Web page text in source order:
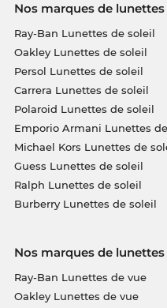
Nos marques de
Ray-Ban Lunettes de soleil
Oakley Lunettes de soleil
Persol Lunettes de soleil
Carrera Lunettes de soleil
Polaroid Lunettes de soleil
Emporio Armani Lunettes
Michael Kors Lunettes de
Guess Lunettes de soleil
Ralph Lunettes de soleil
Burberry Lunettes de soleil
Nos marques de
Ray-Ban Lunettes de vue
Oakley Lunettes de vue